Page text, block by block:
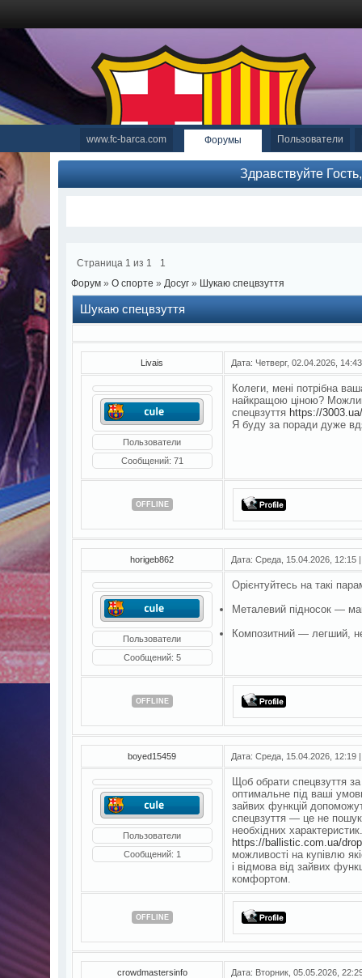
www.fc-barca.com Форумы Пользователи
Здравствуйте
Страница 1 из 1
1
Форум » О спорте » Досуг » Шукаю спецвзуття
Шукаю спецвзуття
Livais Дата: Четверг, 02.04.2026,
Пользователи
Сообщений: 71
Колеги, мені потрібна
найкращою ціною?
спецвзуття https://
Я буду за поради дуже
OFFLINE
horigeb862 Дата: Среда, 15.04.2026,
Пользователи
Сообщений: 5
Орієнтуйтесь на такі
Металевий підносок —
Композитний — легший,
OFFLINE
boyed15459 Дата: Среда, 15.04.2026,
Пользователи
Сообщений: 1
Щоб обрати спецвзуття
оптимальне під ваші
зайвих функцій
спецвзуття — це не пошук
необхідних
https://ballistic.com.ua/
можливості на купівлю
і відмова від зайвих
комфортом.
OFFLINE
crowdmastersinfo Дата: Вторник, 05.05.2026,